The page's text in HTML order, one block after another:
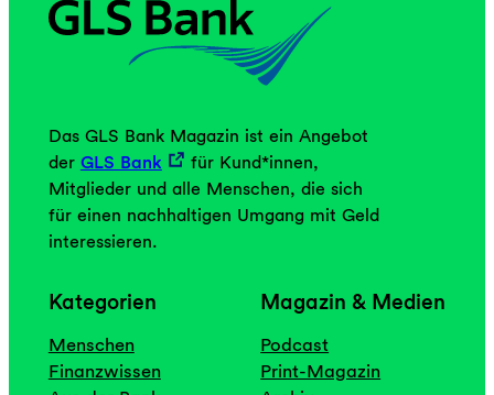
Das GLS Bank Magazin ist ein Angebot
der GLS Bank
für Kund*innen,
Mitglieder und alle Menschen, die sich
für einen nachhaltigen Umgang mit Geld
interessieren.
Kategorien
Menschen
Finanzwissen
Magazin & Medien
Podcast
Print-Magazin